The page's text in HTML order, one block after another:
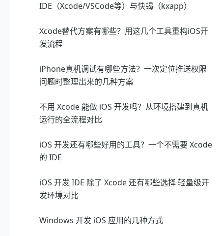
IDE（Xcode/VSCode等）与快蝎（kxapp）
Xcode替代方案有哪些？用这几个工具重构iOS开
发流程
iPhone真机调试有哪些方法？一次定位推送权限
问题时整理出来的几种方案
不用 Xcode 能做 iOS 开发吗？从环境搭建到真机
运行的全流程对比
iOS 开发还有哪些好用的工具？一个不需要 Xcode
的 IDE
iOS 开发 IDE 除了 Xcode 还有哪些选择 轻量级开
发环境对比
Windows 开发 iOS 应用的几种方式